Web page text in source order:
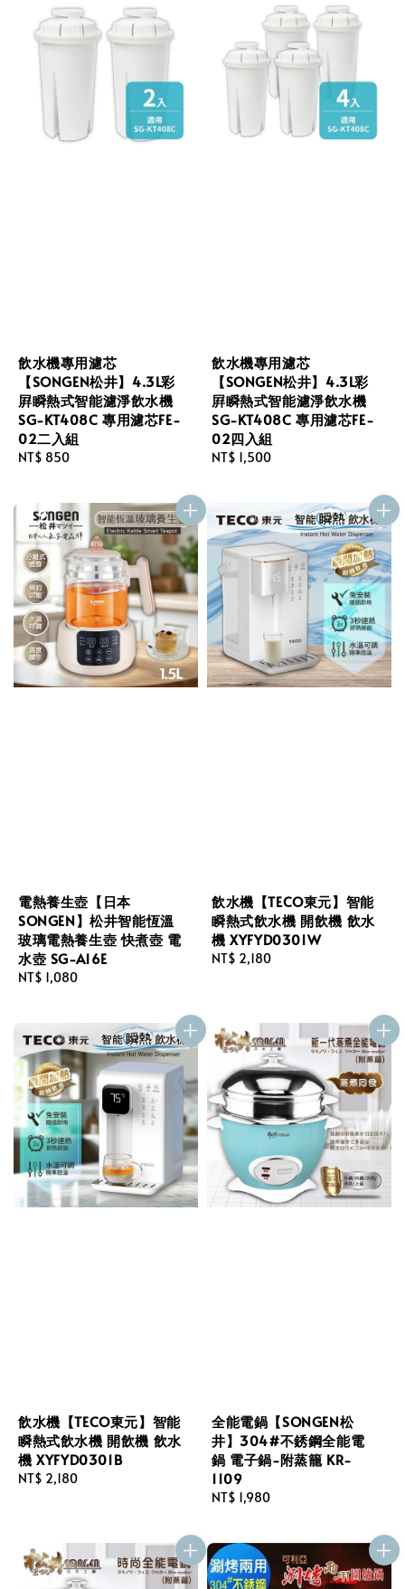
飲水機專用濾芯
【SONGEN松井】4.3L彩
屛瞬熱式智能濾淨飲水機
SG-KT408C 專用濾芯FE-
02二入組
Regular
NT$ 850
飲水機專用濾芯
【SONGEN松井】4.3L彩
屛瞬熱式智能濾淨飲水機
SG-KT408C 專用濾芯FE-
02四入組
Regular
NT$ 1,500
電熱養生壺【日本
SONGEN】松井智能恆溫
玻璃電熱養生壺 快煮壺 電
水壺 SG-A16E
Regular
NT$ 1,080
飲水機【TECO東元】智能
瞬熱式飲水機 開飲機 飲水
機 XYFYD0301W
Regular
NT$ 2,180
飲水機【TECO東元】智能
瞬熱式飲水機 開飲機 飲水
機 XYFYD0301B
Regular
NT$ 2,180
全能電鍋【SONGEN松
井】304#不銹鋼全能電
鍋 電子鍋-附蒸籠 KR-
1109
Regular
NT$ 1,980